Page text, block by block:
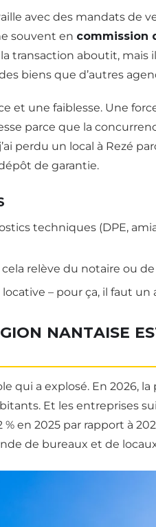
avec des mandats de
souvent en commission
transaction aboutit, mais
biens que d’autres
et une faiblesse. Une
parce que la
perdu un local à Rezé
de garantie.
techniques (DPE,
relève du notaire ou de
– pour ça, il faut
NANTAISE
qui a explosé. En 2026,
Et les entreprises
en 2025 par rapport à
de bureaux et de